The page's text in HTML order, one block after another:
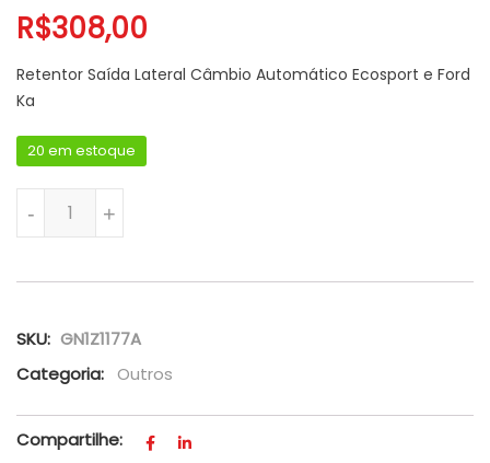
R$308,00
Retentor Saída Lateral Câmbio Automático Ecosport e Ford
Ka
20 em estoque
+
-
SKU: GN1Z1177A
Categoria:
Outros
Compartilhe: